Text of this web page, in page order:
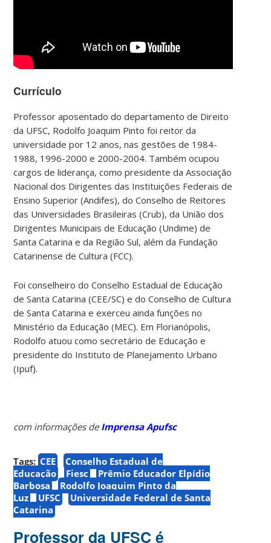
Currículo
Professor aposentado do departamento de Direito
da UFSC, Rodolfo Joaquim Pinto foi reitor da
universidade por 12 anos, nas gestões de 1984-
1988, 1996-2000 e 2000-2004. Também ocupou
cargos de liderança, como presidente da Associação
Nacional dos Dirigentes das Instituições Federais de
Ensino Superior (Andifes), do Conselho de Reitores
das Universidades Brasileiras (Crub), da União dos
Dirigentes Municipais de Educação (Undime) de
Santa Catarina e da Região Sul, além da Fundação
Catarinense de Cultura (FCC).
Foi conselheiro do Conselho Estadual de Educação
de Santa Catarina (CEE/SC) e do Conselho de Cultura
de Santa Catarina e exerceu ainda funções no
Ministério da Educação (MEC). Em Florianópolis,
Rodolfo atuou como secretário de Educação e
presidente do Instituto de Planejamento Urbano
(Ipuf).
com informações de Imprensa Apufsc
Tags: CEE
Conselho Estadual de
Educação
Fiesc
Prêmio Educador Elpídio
Barbosa
Rodolfo Joaquim Pinto da
Luz
UFSC
Universidade Federal de Santa
Catarina
Professor da UFSC é